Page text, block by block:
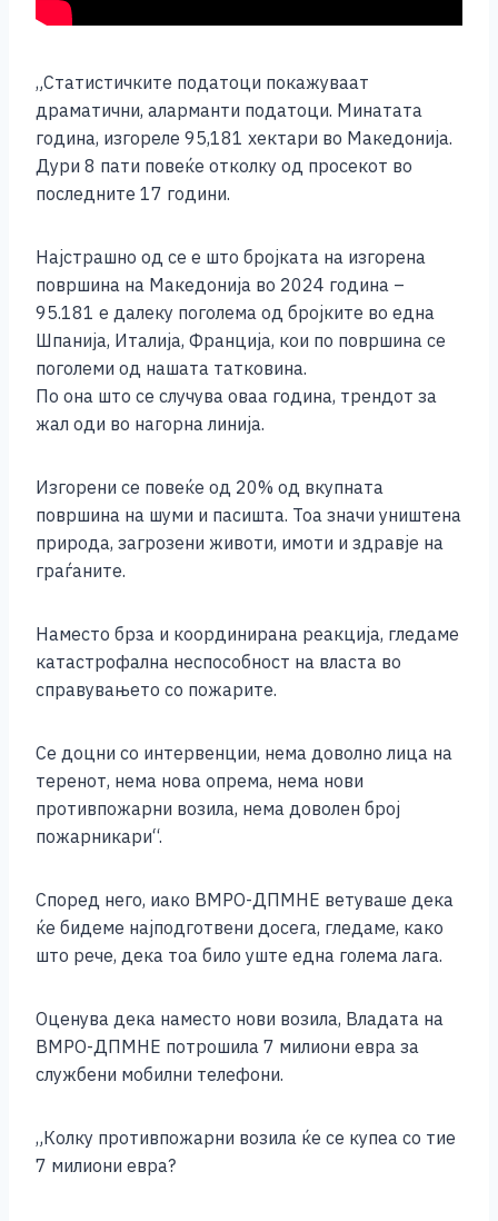
„Статистичките податоци покажуваат
драматични, аларманти податоци. Минатата
година, изгореле 95,181 хектари во Македонија.
Дури 8 пати повеќе отколку од просекот во
последните 17 години.
Најстрашно од се е што бројката на изгорена
површина на Македонија во 2024 година –
95.181 е далеку поголема од бројките во една
Шпанија, Италија, Франција, кои по површина се
поголеми од нашата татковина.
По она што се случува оваа година, трендот за
жал оди во нагорна линија.
Изгорени се повеќе од 20% од вкупната
површина на шуми и пасишта. Тоа значи уништена
природа, загрозени животи, имоти и здравје на
граѓаните.
Наместо брза и координирана реакција, гледаме
катастрофална неспособност на власта во
справувањето со пожарите.
Се доцни со интервенции, нема доволно лица на
теренот, нема нова опрема, нема нови
противпожарни возила, нема доволен број
пожарникари“.
Според него, иако ВМРО-ДПМНЕ ветуваше дека
ќе бидеме најподготвени досега, гледаме, како
што рече, дека тоа било уште една голема лага.
Оценува дека наместо нови возила, Владата на
ВМРО-ДПМНЕ потрошила 7 милиони евра за
службени мобилни телефони.
„Колку противпожарни возила ќе се купеа со тие
7 милиони евра?